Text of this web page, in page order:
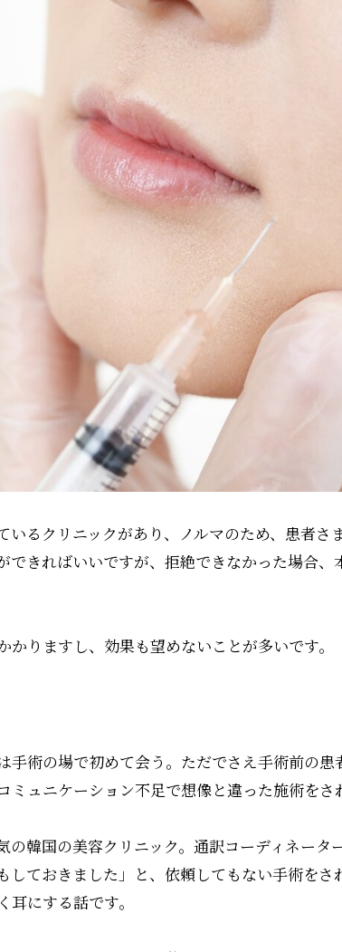
いるクリニックがあり、ノルマのため、患者
できればいいですが、拒絶できなかった場合
りますし、効果も望めないことが多いです。
手術の場で初めて会う。ただでさえ手術前の
ュニケーション不足で想像と違った施術をさ
韓国の美容クリニック。通訳コーディネータ
しておきました」と、依頼してもない手術を
にする話です。